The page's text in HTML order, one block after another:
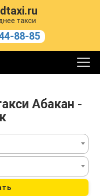
такси
88-85
Абакан -